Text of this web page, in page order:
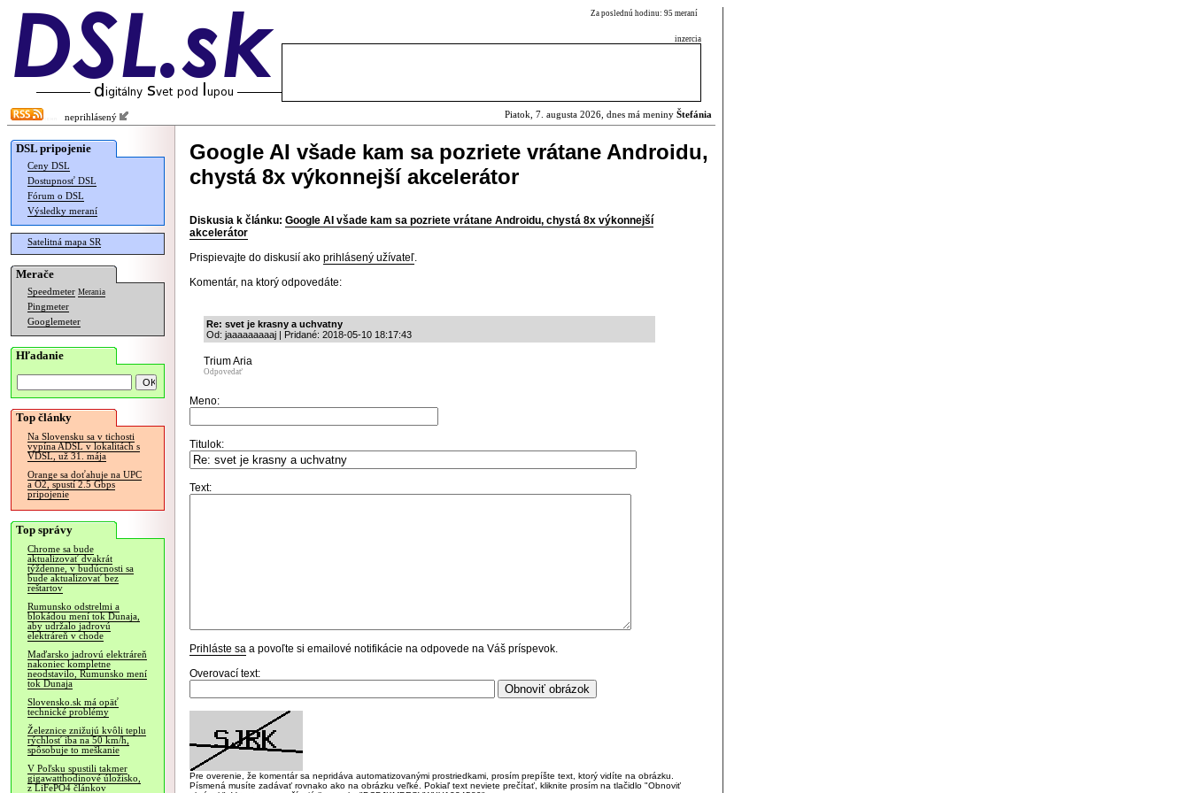
Za poslednú hodinu: 95 meraní
inzercia
neprihlásený Piatok, 7. augusta 2026, dnes má meniny Štefánia
DSL pripojenie
Ceny DSL
Dostupnosť DSL
Fórum o DSL
Výsledky meraní
Satelitná mapa SR
Merače
Speedmeter Merania
Pingmeter
Googlemeter
Hľadanie
Top články
Na Slovensku sa v tichosti
vypína ADSL v lokalitách s
VDSL, už 31. mája
Orange sa doťahuje na UPC
a O2, spustí 2.5 Gbps
pripojenie
Top správy
Chrome sa bude
aktualizovať dvakrát
týždenne, v budúcnosti sa
bude aktualizovať bez
reštartov
Rumunsko odstrelmi a
blokádou mení tok Dunaja,
aby udržalo jadrovú
elektráreň v chode
Maďarsko jadrovú elektráreň
nakoniec kompletne
neodstavilo, Rumunsko mení
tok Dunaja
Slovensko.sk má opäť
technické problémy
Železnice znižujú kvôli teplu
rýchlosť iba na 50 km/h,
spôsobuje to meškanie
V Poľsku spustili takmer
gigawatthodinové úložisko,
z LiFePO4 článkov
Google AI všade kam sa pozriete vrátane Androidu,
chystá 8x výkonnejší akcelerátor
Diskusia k článku: Google AI všade kam sa pozriete vrátane Androidu, chystá 8x výkonnejší
akcelerátor
Prispievajte do diskusií ako prihlásený užívateľ.
Komentár, na ktorý odpovedáte:
Re: svet je krasny a uchvatny
Od: jaaaaaaaaaj | Pridané: 2018-05-10 18:17:43
Trium Aria
Odpovedať
Meno:
Titulok:
Text:
Prihláste sa a povoľte si emailové notifikácie na odpovede na Váš príspevok.
Overovací text:
Pre overenie, že komentár sa nepridáva automatizovanými prostriedkami, prosím prepíšte text, ktorý vidíte na obrázku.
Písmená musíte zadávať rovnako ako na obrázku veľké. Pokiaľ text neviete prečítať, kliknite prosím na tlačidlo "Obnoviť